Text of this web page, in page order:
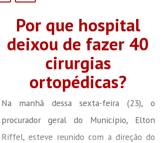
Por que hospital
deixou de fazer 40
cirurgias
ortopédicas?
Na manhã dessa sexta-feira (23), o
procurador geral do Município, Elton
Riffel, esteve reunido com a direção do